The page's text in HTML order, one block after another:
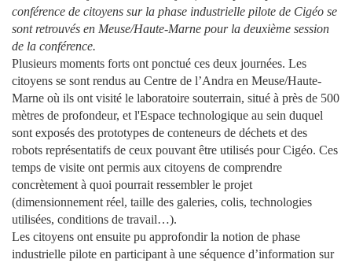
conférence de citoyens sur la phase industrielle pilote de Cigéo se
sont retrouvés en Meuse/Haute-Marne pour la deuxième session
de la conférence.
Plusieurs moments forts ont ponctué ces deux journées. Les
citoyens se sont rendus au Centre de l’Andra en Meuse/Haute-
Marne où ils ont visité le laboratoire souterrain, situé à près de 500
mètres de profondeur, et l'Espace technologique au sein duquel
sont exposés des prototypes de conteneurs de déchets et des
robots représentatifs de ceux pouvant être utilisés pour Cigéo. Ces
temps de visite ont permis aux citoyens de comprendre
concrètement à quoi pourrait ressembler le projet
(dimensionnement réel, taille des galeries, colis, technologies
utilisées, conditions de travail…).
Les citoyens ont ensuite pu approfondir la notion de phase
industrielle pilote en participant à une séquence d’information sur